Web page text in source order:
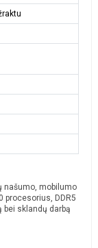
našumo, mobilumo
procesorius, DDR5
bei sklandų darbą